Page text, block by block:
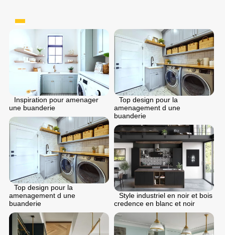
Inspiration pour amenager
une buanderie
Top design pour la
amenagement d une
buanderie
Top design pour la
amenagement d une
buanderie
Style industriel en noir et bois
credence en blanc et noir